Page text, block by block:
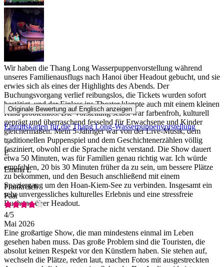
Wir haben die Thang Long Wasserpuppenvorstellung während
unseres Familienausflugs nach Hanoi über Headout gebucht, und sie
erwies sich als eines der Highlights des Abends. Der
Buchungsvorgang verlief reibungslos, die Tickets wurden sofort
bestätigt, und der Einlass ins Theater klappte auch mit einem kleinen
Kind problemlos. Die Vorstellung selbst war farbenfroh, kulturell
geprägt und überraschend fesselnd für Erwachsene und Kinder
gleichermaßen. Mein 5-Jähriger war von der Live-Musik, dem
traditionellen Puppenspiel und dem Geschichtenerzählen völlig
fasziniert, obwohl er die Sprache nicht verstand. Die Show dauert
etwa 50 Minuten, was für Familien genau richtig war. Ich würde
empfehlen, 20 bis 30 Minuten früher da zu sein, um bessere Plätze
zu bekommen, und den Besuch anschließend mit einem
Spaziergang um den Hoan-Kiem-See zu verbinden. Insgesamt ein
sehr unvergessliches kulturelles Erlebnis und eine stressfreie
Buchung über Headout.
Originale Bewertung auf Englisch anzeigen
Eintrittskarten für die Thang Long-Wasserpuppenvorstellung
E
Emma L
Frankreich
Paar
4/5
Mai 2026
Eine großartige Show, die man mindestens einmal im Leben
gesehen haben muss. Das große Problem sind die Touristen, die
absolut keinen Respekt vor den Künstlern haben. Sie stehen auf,
wechseln die Plätze, reden laut, machen Fotos mit ausgestreckten